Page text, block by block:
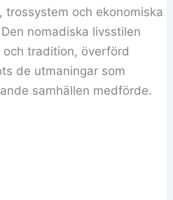
trossystem och ekonomiska
nomadiska livsstilen
tradition, överförd
de utmaningar som
samhällen medförde.